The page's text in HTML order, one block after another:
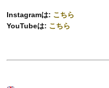
Instagramは: こちら
YouTubeは: こちら